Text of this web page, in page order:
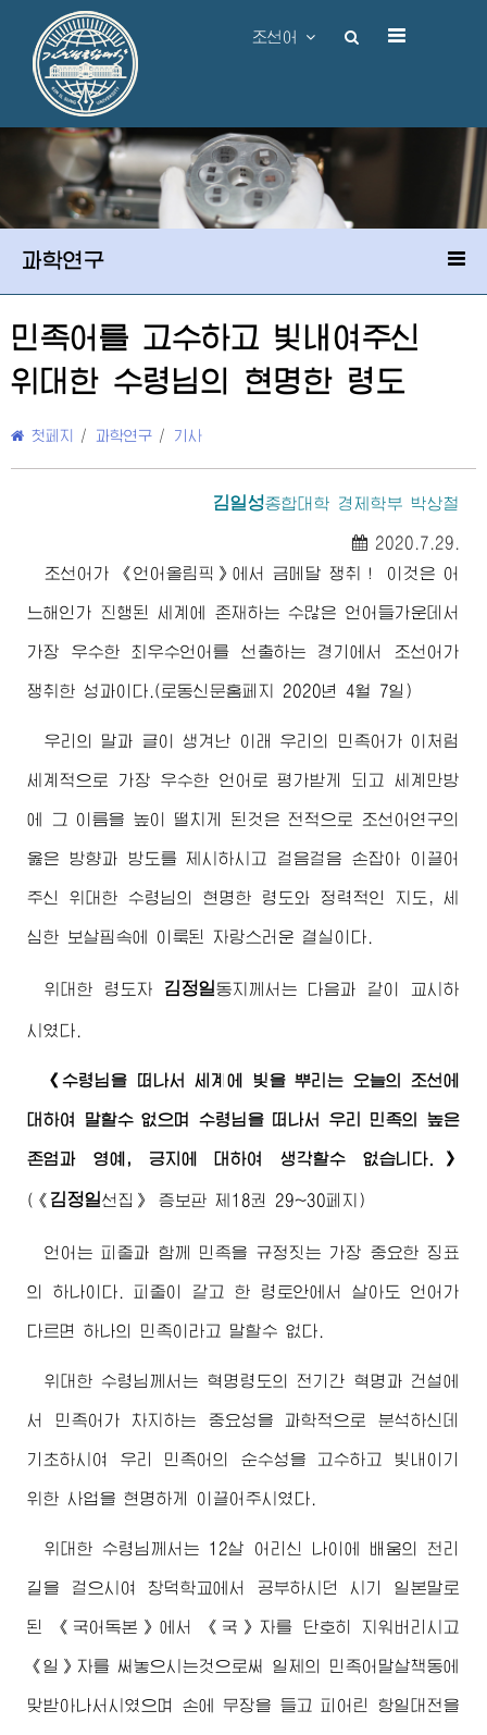
조선어
과학연구
민족어를 고수하고 빛내여주신
위대한 수령님의 현명한 령도
첫페지 / 과학연구 / 기사
김일성종합대학 경제학부 박상철
2020.7.29.
조선어가 《언어올림픽》에서 금메달 쟁취！ 이것은 어
느해인가 진행된 세계에 존재하는 수많은 언어들가운데서
가장 우수한 최우수언어를 선출하는 경기에서 조선어가
쟁취한 성과이다.(로동신문홈페지 2020년 4월 7일)
우리의 말과 글이 생겨난 이래 우리의 민족어가 이처럼
세계적으로 가장 우수한 언어로 평가받게 되고 세계만방
에 그 이름을 높이 떨치게 된것은 전적으로 조선어연구의
옳은 방향과 방도를 제시하시고 걸음걸음 손잡아 이끌어
주신 위대한 수령님 의 현명한 령도와 정력적인 지도, 세
심한 보살핌속에 이룩된 자랑스러운 결실이다.
위대한 령도자 김정일동지 께서는 다음과 같이 교시하
시였다.
《수령님을 떠나서 세계에 빛을 뿌리는 오늘의 조선에
대하여 말할수 없으며 수령님을 떠나서 우리 민족의 높은
존엄과 영예, 긍지에 대하여 생각할수 없습니다.》
( 《 김정일선집》 증보판 제18권 29~30페지)
언어는 피줄과 함께 민족을 규정짓는 가장 중요한 징표
의 하나이다. 피줄이 같고 한 령토안에서 살아도 언어가
다르면 하나의 민족이라고 말할수 없다.
위대한 수령님께서는 혁명령도의 전기간 혁명과 건설에
서 민족어가 차지하는 중요성을 과학적으로 분석하신데
기초하시여 우리 민족어의 순수성을 고수하고 빛내이기
위한 사업을 현명하게 이끌어주시였다.
위대한 수령님께서는 12살 어리신 나이에 배움의 천리
길을 걸으시여 창덕학교에서 공부하시던 시기 일본말로
된 《국어독본》에서 《국》자를 단호히 지워버리시고
《일》자를 써놓으시는것으로써 일제의 민족어말살책동에
맞받아나서시였으며 손에 무장을 들고 피어린 항일대전을